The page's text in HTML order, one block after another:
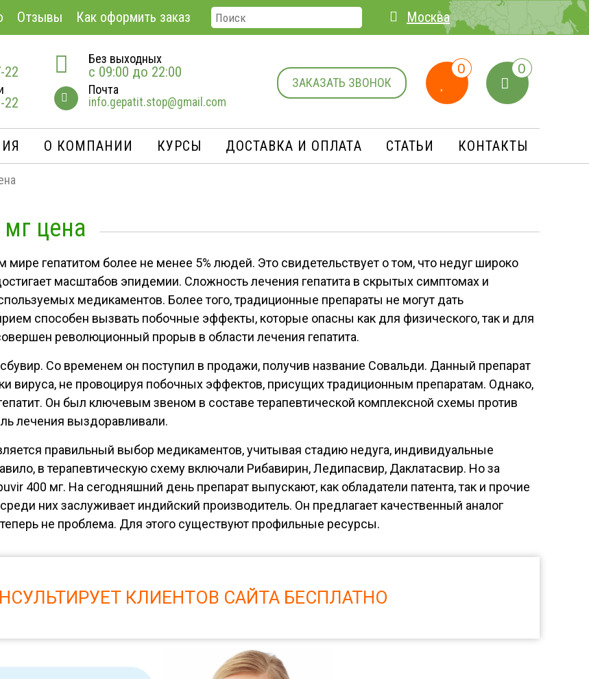
Отзывы Как оформить заказ Москва
22
22
Без выходных
с 09:00 до 22:00
Почта
info.gepatit.stop@gmail.com
ЗАКАЗАТЬ ЗВОНОК
0 0
О КОМПАНИИ КУРСЫ ДОСТАВКА И ОПЛАТA СТАТЬИ КОНТАКТЫ
цена
гепатитом более не менее 5% людей. Это свидетельствует о том, что недуг широко
масштабов эпидемии. Сложность лечения гепатита в скрытых симптомах и
медикаментов. Более того, традиционные препараты не могут дать
способен вызвать побочные эффекты, которые опасны как для физического, так и для
революционный прорыв в области лечения гепатита.
. Со временем он поступил в продажи, получив название Совальди. Данный препарат
вируса, не провоцируя побочных эффектов, присущих традиционным препаратам. Однако,
Он был ключевым звеном в составе терапевтической комплексной схемы против
лечения выздоравливали.
правильный выбор медикаментов, учитывая стадию недуга, индивидуальные
в терапевтическую схему включали Рибавирин, Ледипасвир, Даклатасвир. Но за
400 мг. На сегодняшний день препарат выпускают, как обладатели патента, так и прочие
них заслуживает индийский производитель. Он предлагает качественный аналог
не проблема. Для этого существуют профильные ресурсы.
КЛИЕНТОВ САЙТА БЕСПЛАТНО